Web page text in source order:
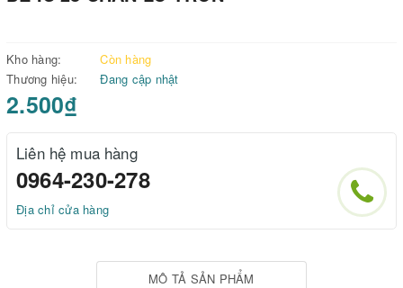
Kho hàng:
Còn hàng
Thương hiệu:
Đang cập nhật
2.500₫
Liên hệ mua hàng
0964-230-278
Địa chỉ cửa hàng
MÔ TẢ SẢN PHẨM